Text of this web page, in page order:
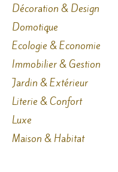
Décoration & Design
Domotique
Ecologie & Economie
Immobilier & Gestion
Jardin & Extérieur
Literie & Confort
Luxe
Maison & Habitat